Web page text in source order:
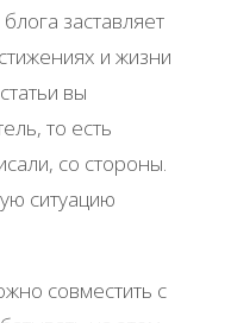
заставляет
и жизни
вы
то есть
со стороны.
ситуацию
совместить с